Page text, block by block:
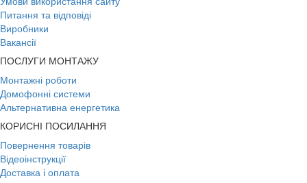
Питання та відповіді
Виробники
Вакансії
ПОСЛУГИ МОНТАЖУ
Монтажні роботи
Домофонні системи
Альтернативна енергетика
КОРИСНІ ПОСИЛАННЯ
Повернення товарів
Відеоінструкції
Доставка і оплата